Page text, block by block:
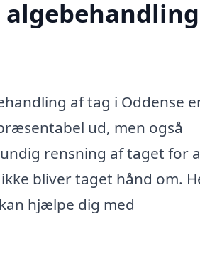
af tag i Oddense
ud, men også
rensning af taget for
bliver taget hånd om.
hjælpe dig med